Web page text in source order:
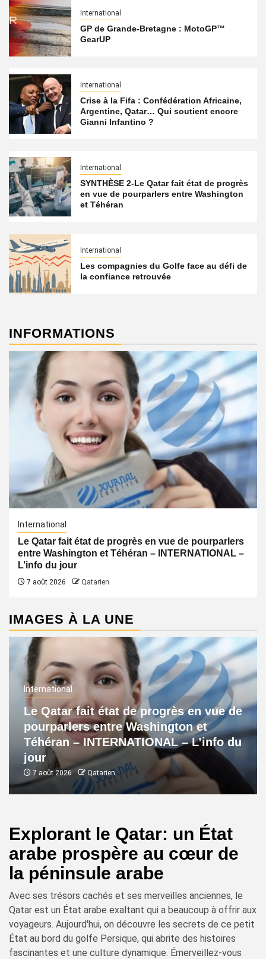
International
GP de Grande-Bretagne : MotoGP™
GearUP
International
Crise à la Fifa : Confédération Africaine,
Argentine, Qatar… Qui soutient encore
Gianni Infantino ?
International
SYNTHÈSE 2-Le Qatar fait état de progrès
en vue de pourparlers entre Washington
et Téhéran
International
Les compagnies du Golfe face au défi de
la confiance retrouvée
INFORMATIONS
International
Le Qatar fait état de progrès en vue de pourparlers
entre Washington et Téhéran – INTERNATIONAL –
L’info du jour
7 août 2026 Qatarien
IMAGES À LA UNE
International
Le Qatar fait état de progrès en vue de
pourparlers entre Washington et
Téhéran – INTERNATIONAL – L’info du
jour
7 août 2026 Qatarien
Explorant le Qatar: un État
arabe prospère au cœur de
la péninsule arabe
Avec ses trésors cachés et ses merveilles anciennes, le
Qatar est un État arabe exaltant qui a beaucoup à offrir aux
voyageurs. Aujourd'hui, on découvre les secrets de ce petit
État au bord du golfe Persique, qui abrite des histoires
fascinantes et une culture dynamique. Émerveillez-vous